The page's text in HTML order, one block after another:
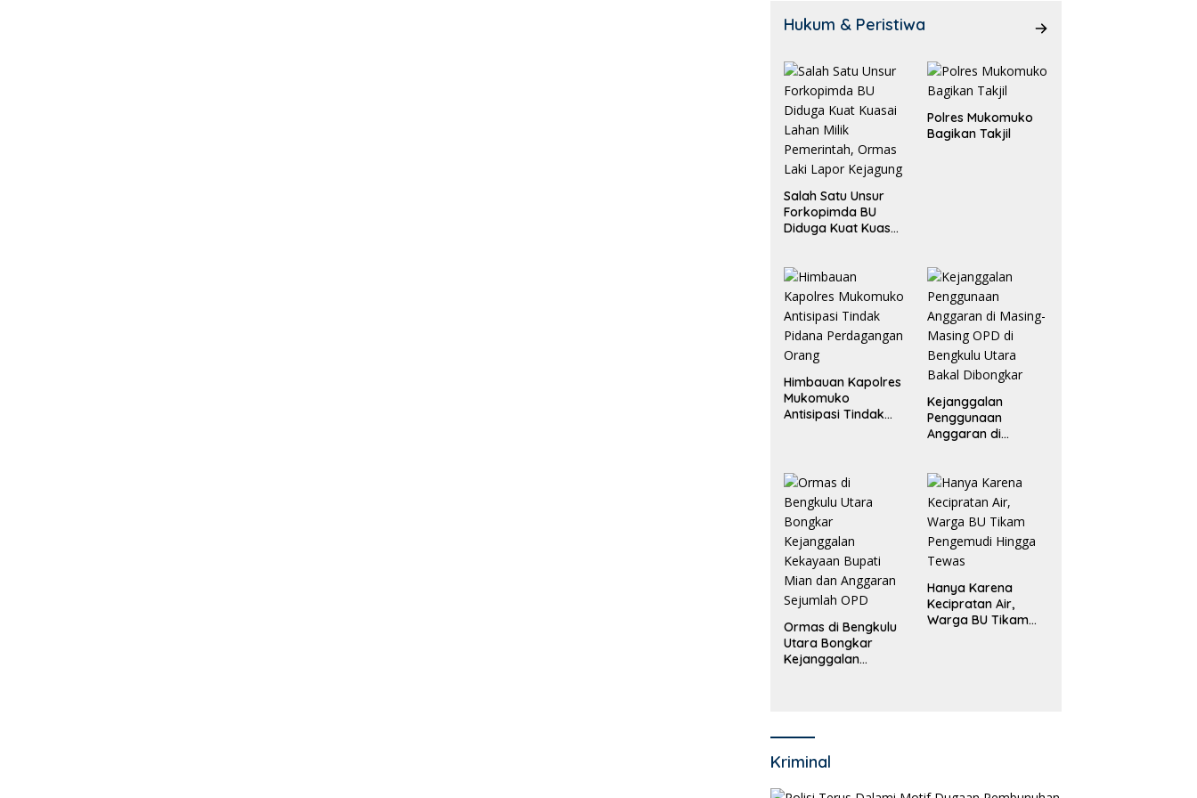
Hukum & Peristiwa
Salah Satu Unsur
Forkopimda BU
Diduga Kuat Kuasai
Laki Lapor
Kejagung
Polres Mukomuko
Bagikan Takjil
Himbauan Kapolres
Mukomuko
Antisipasi Tindak
Kejanggalan
Penggunaan
Anggaran di
Bakal Dibongkar
Ormas di Bengkulu
Utara Bongkar
Kejanggalan
Hanya Karena
Kecipratan Air,
Warga BU Tikam
Kriminal